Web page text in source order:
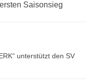
Saisonsieg
unterstützt den SV